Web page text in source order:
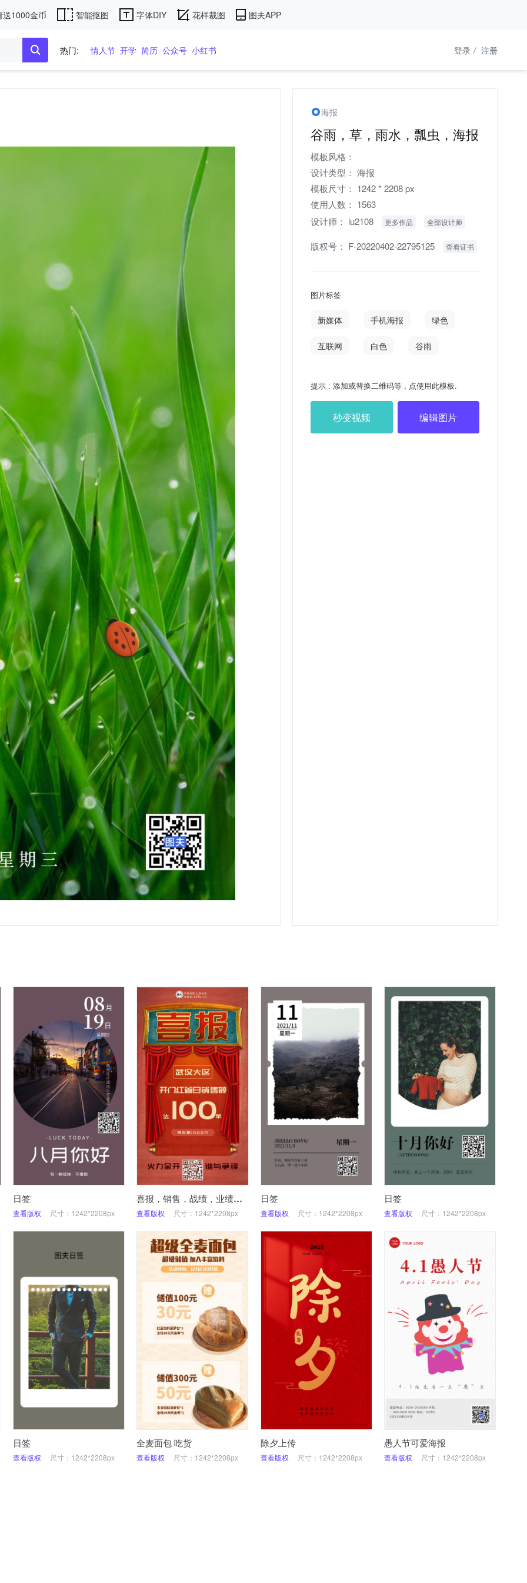
送1000金币 智能抠图 字体DIY 花样裁图 图夫APP
热门: 情人节 开学 简历 公众号 小红书 登录 / 注册
海报
谷雨，草，雨水，瓢虫，海报
模板风格：
设计类型： 海报
模板尺寸： 1242 * 2208 px
使用人数： 1563
设计师： lu2108 更多作品 全部设计师
版权号： F-20220402-22795125 查看证书
图片标签
新媒体 手机海报 绿色
互联网 白色 谷雨
提示 : 添加或替换二维码等 , 点使用此模板.
秒变视频 编辑图片
日签
查看版权 尺寸：1242*2208px
喜报，销售，战绩，业绩，手机海报
查看版权 尺寸：1242*2208px
日签
查看版权 尺寸：1242*2208px
日签
查看版权 尺寸：1242*2208px
日签
查看版权 尺寸：1242*2208px
全麦面包 吃货
查看版权 尺寸：1242*2208px
除夕上传
查看版权 尺寸：1242*2208px
愚人节可爱海报
查看版权 尺寸：1242*2208px